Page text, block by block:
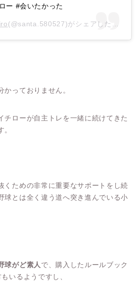
ー #会いたかった
(@santa.580527)がシェアした投稿 –
かっておりません。
チローが自主トレを一緒に続けてきた
。
くための非常に重要なサポートをし続
球とは全く違う道へ突き進んでいる小
球がど素人 で、購入したルールブック
いるようですし、